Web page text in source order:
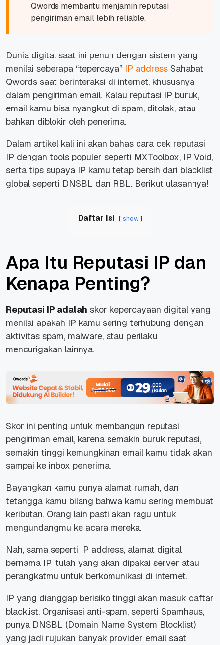
Qwords membantu menjamin reputasi
pengiriman email lebih reliable.
Dunia digital saat ini penuh dengan sistem yang
menilai seberapa “tepercaya” IP address Sahabat
Qwords saat berinteraksi di internet, khususnya
dalam pengiriman email. Kalau reputasi IP buruk,
email kamu bisa nyangkut di spam, ditolak, atau
bahkan diblokir oleh penerima.
Dalam artikel kali ini akan bahas cara cek reputasi
IP dengan tools populer seperti MXToolbox, IP Void,
serta tips supaya IP kamu tetap bersih dari blacklist
global seperti DNSBL dan RBL. Berikut ulasannya!
Daftar Isi show
Apa Itu Reputasi IP dan
Kenapa Penting?
Reputasi IP adalah skor kepercayaan digital yang
menilai apakah IP kamu sering terhubung dengan
aktivitas spam, malware, atau perilaku
mencurigakan lainnya.
Skor ini penting untuk membangun reputasi
pengiriman email, karena semakin buruk reputasi,
semakin tinggi kemungkinan email kamu tidak akan
sampai ke inbox penerima.
Bayangkan kamu punya alamat rumah, dan
tetangga kamu bilang bahwa kamu sering membuat
keributan. Orang lain pasti akan ragu untuk
mengundangmu ke acara mereka.
Nah, sama seperti IP address, alamat digital
bernama IP itulah yang akan dipakai server atau
perangkatmu untuk berkomunikasi di internet.
IP yang dianggap berisiko tinggi akan masuk daftar
blacklist. Organisasi anti-spam, seperti Spamhaus,
punya DNSBL (Domain Name System Blocklist)
yang jadi rujukan banyak provider email saat